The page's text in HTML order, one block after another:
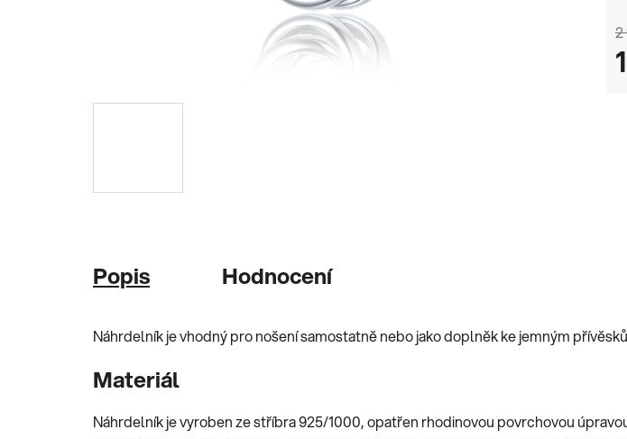
2
Popis Hodnocení
Náhrdelník je vhodný pro nošení samostatně nebo jako doplněk ke jemným
Materiál
Náhrdelník je vyroben ze stříbra 925/1000, opatřen rhodinovou povrchovou